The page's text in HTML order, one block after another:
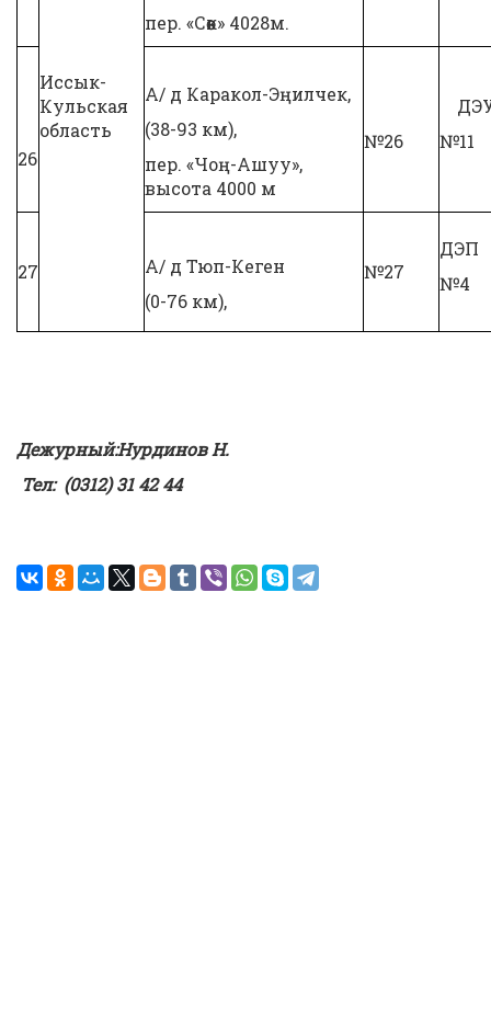
Иссык-
Кульская
область
пер. «Сөөк» 4028м.
26
А/ д Каракол-Эңилчек,
(38-93 км),
пер. «Чоң-Ашуу»,
высота 4000 м
№26
№11
27
А/ д Тюп-Кеген
(0-76 км),
№27
ДЭП
№4
Дежурный:Нурдинов Н.
Тел: (0312) 31 42 44